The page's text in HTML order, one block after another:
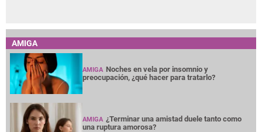
AMIGA
AMIGA Noches en vela por insomnio y
preocupación, ¿qué hacer para tratarlo?
AMIGA ¿Terminar una amistad duele tanto como
una ruptura amorosa?